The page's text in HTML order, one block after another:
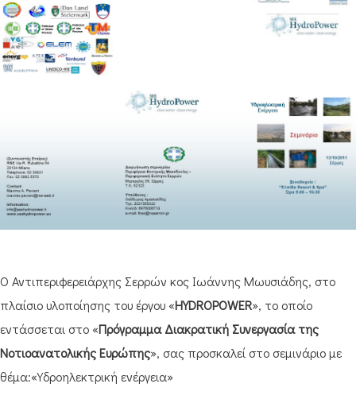
Ο Αντιπεριφερειάρχης Σερρών κος Ιωάννης Μωυσιάδης, στο
πλαίσιο υλοποίησης του έργου «HYDROPOWER», το οποίο
εντάσσεται στο «Πρόγραμμα Διακρατική Συνεργασία της
Νοτιοανατολικής Ευρώπης», σας προσκαλεί στο σεμινάριο με
θέμα:«Υδροηλεκτρική ενέργεια»